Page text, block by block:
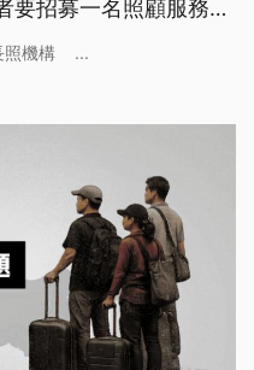
要招募一名照顧服務
輕照服員負擔。衛福部
照機構 ...